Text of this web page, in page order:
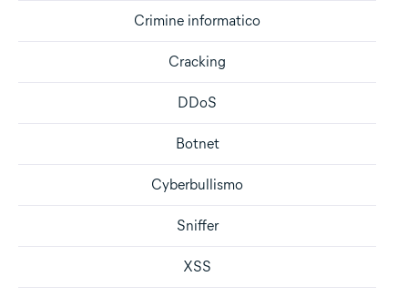
Crimine informatico
Cracking
DDoS
Botnet
Cyberbullismo
Sniffer
XSS